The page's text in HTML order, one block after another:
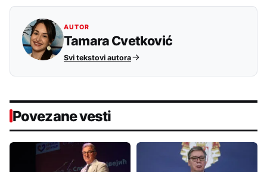
AUTOR
Tamara Cvetković
Svi tekstovi autora
Povezane vesti